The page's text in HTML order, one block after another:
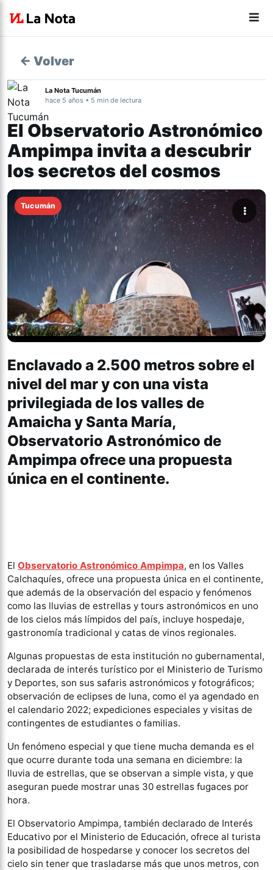
← Volver
La Nota Tucumán
hace 5 años • 5 min de lectura
El Observatorio Astronómico
Ampimpa invita a descubrir
los secretos del cosmos
Tucumán
Enclavado a 2.500 metros sobre el
nivel del mar y con una vista
privilegiada de los valles de
Amaicha y Santa María,
Observatorio Astronómico de
Ampimpa ofrece una propuesta
única en el continente.
El Observatorio Astronómico Ampimpa, en los Valles
Calchaquíes, ofrece una propuesta única en el continente,
que además de la observación del espacio y fenómenos
como las lluvias de estrellas y tours astronómicos en uno
de los cielos más límpidos del país, incluye hospedaje,
gastronomía tradicional y catas de vinos regionales.
Algunas propuestas de esta institución no gubernamental,
declarada de interés turístico por el Ministerio de Turismo
y Deportes, son sus safaris astronómicos y fotográficos;
observación de eclipses de luna, como el ya agendado en
el calendario 2022; expediciones especiales y visitas de
contingentes de estudiantes o familias.
Un fenómeno especial y que tiene mucha demanda es el
que ocurre durante toda una semana en diciembre: la
lluvia de estrellas, que se observan a simple vista, y que
aseguran puede mostrar unas 30 estrellas fugaces por
hora.
El Observatorio Ampimpa, también declarado de Interés
Educativo por el Ministerio de Educación, ofrece al turista
la posibilidad de hospedarse y conocer los secretos del
cielo sin tener que trasladarse más que unos metros, con